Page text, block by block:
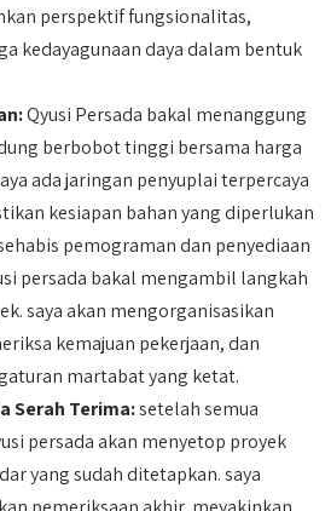
perspektif fungsionalitas,
kedayagunaan daya dalam bentuk
Qyusi Persada bakal menanggung
berbobot tinggi bersama harga
ada jaringan penyuplai terpercaya
kesiapan bahan yang diperlukan
pemograman dan penyediaan
persada bakal mengambil langkah
saya akan mengorganisasikan
kemajuan pekerjaan, dan
martabat yang ketat.
Serah Terima:setelah semua
persada akan menyetop proyek
yang sudah ditetapkan. saya